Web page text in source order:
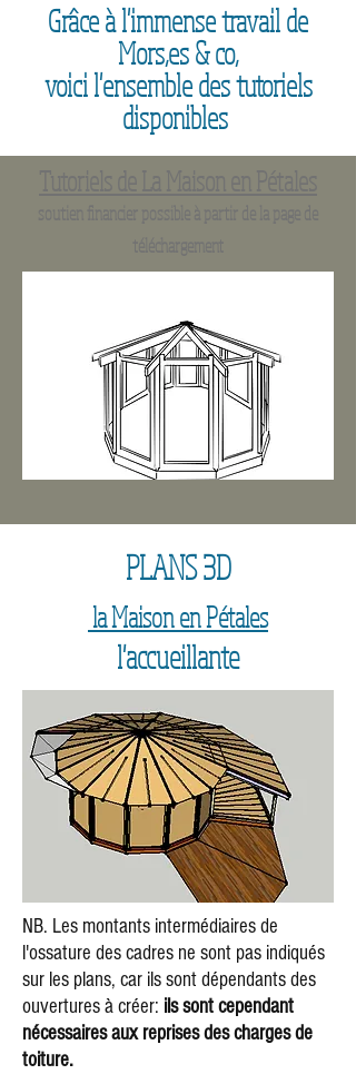
Grâce à l'immense travail de
Mors,es & co,
voici l'ensemble des tutoriels
disponibles
PLANS 3D
la Maison en Pétales
l'accueillante
NB. Les montants intermédiaires de
l'ossature des cadres ne sont pas indiqués
sur les plans, car ils sont dépendants des
ouvertures à créer: ils sont cependant
nécessaires aux reprises des charges de
toiture.